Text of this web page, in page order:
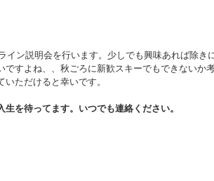
イン説明会を行います。少しでも興味あれば除き
すよね、、秋ごろに新歓スキーでもできないか考
ただけると幸いです。
を待ってます。いつでも連絡ください。